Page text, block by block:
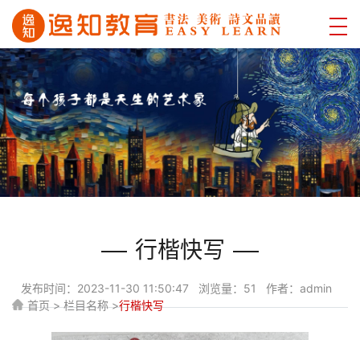
行楷快写
发布时间：2023-11-30 11:50:47 浏览量：51 作者：admin
首页 > 栏目名称 >行楷快写